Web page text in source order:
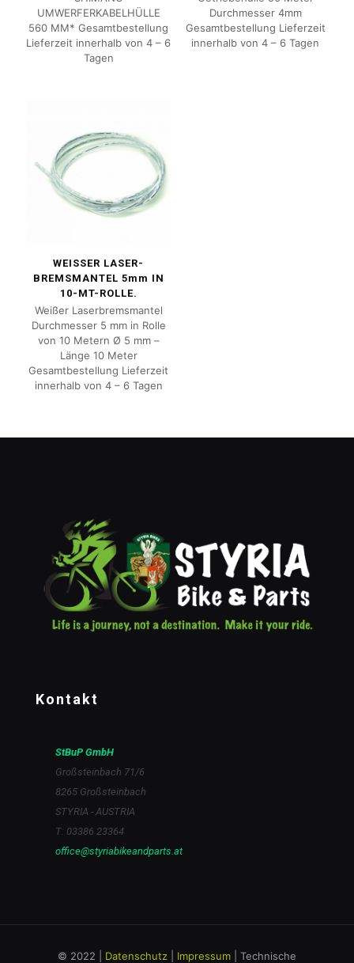
UMWERFERKABELHÜLLE
560 MM* Gesamtbestellung
Lieferzeit innerhalb von 4 – 6
Tagen
Durchmesser 4mm
Gesamtbestellung Lieferzeit
innerhalb von 4 – 6 Tagen
WEISSER LASER-
BREMSMANTEL 5mm IN
10-MT-ROLLE.
Weißer Laserbremsmantel
Durchmesser 5 mm in Rolle
von 10 Metern Ø 5 mm –
Länge 10 Meter
Gesamtbestellung Lieferzeit
innerhalb von 4 – 6 Tagen
Kontakt
StBuP GmbH
Großsteinbach 71/6
8265 Großsteinbach
STYRIA - AUSTRIA
T: 03386 23364
office@styriabikeandparts.at
© 2022 | Datenschutz Impressum | Technische